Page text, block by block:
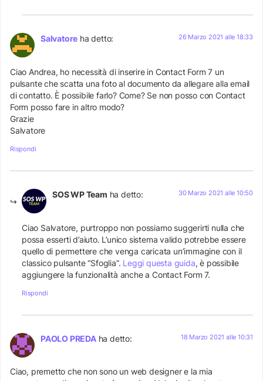
Salvatore ha detto: 26 Marzo 2021 alle 18:33
Ciao Andrea, ho necessità di inserire in Contact Form 7 un
pulsante che scatta una foto al documento da allegare alla email
di contatto. È possibile farlo? Come? Se non posso con Contact
Form posso fare in altro modo?
Grazie
Salvatore
Rispondi
SOS WP Team ha detto: 30 Marzo 2021 alle 10:50
Ciao Salvatore, purtroppo non possiamo suggerirti nulla che
possa esserti d’aiuto. L’unico sistema valido potrebbe essere
quello di permettere che venga caricata un’immagine con il
classico pulsante “Sfoglia”. Leggi questa guida, è possibile
aggiungere la funzionalità anche a Contact Form 7.
Rispondi
PAOLO PREDA ha detto: 18 Marzo 2021 alle 10:31
Ciao, premetto che non sono un web designer e la mia